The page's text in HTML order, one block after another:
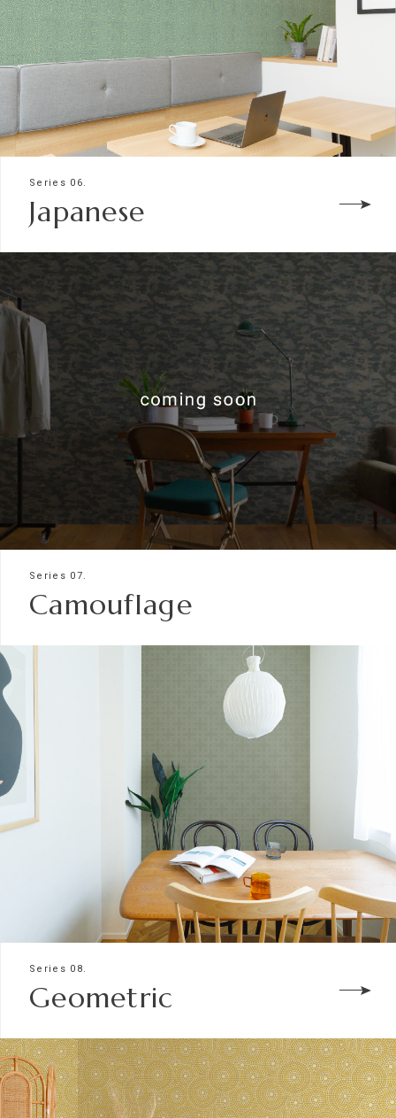
Series 06.
Japanese
Series 07.
Camouflage
Series 08.
Geometric